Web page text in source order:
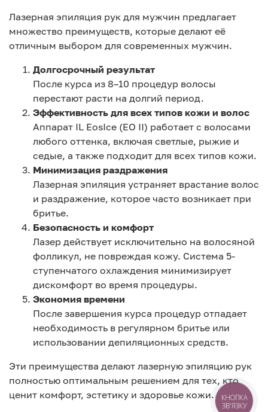
Лазерная эпиляция рук для мужчин предлагает
множество преимуществ, которые делают её
отличным выбором для современных мужчин.
Долгосрочный результат
После курса из 8–10 процедур волосы
перестают расти на долгий период.
Эффективность для всех типов кожи и волос
Аппарат IL EosIce (EO II) работает с волосами
любого оттенка, включая светлые, рыжие и
седые, а также подходит для всех типов кожи.
Минимизация раздражения
Лазерная эпиляция устраняет врастание волос
и раздражение, которое часто возникает при
бритье.
Безопасность и комфорт
Лазер действует исключительно на волосяной
фолликул, не повреждая кожу. Система 5-
ступенчатого охлаждения минимизирует
дискомфорт во время процедуры.
Экономия времени
После завершения курса процедур отпадает
необходимость в регулярном бритье или
использовании депиляционных средств.
Эти преимущества делают лазерную эпиляцию рук
полностью оптимальным решением для тех, кто
ценит комфорт, эстетику и здоровье кожи.
КНОПКА
ЗВ'ЯЗКУ